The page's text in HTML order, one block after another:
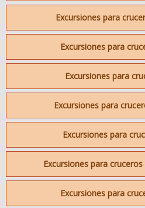
Excursiones para
Excursiones para
Excursiones para
Excursiones para
Excursiones para
Excursiones para
Excursiones para